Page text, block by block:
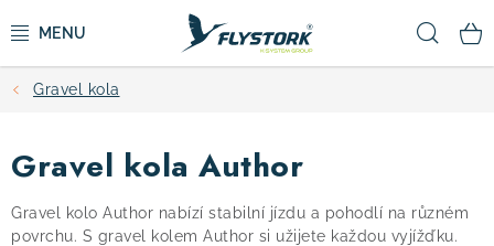
na
CYKLISTIKA
ZIMNÍ SPORTY
KOLOBĚŽKY
Gravel kola
Gravel kola Author
Gravel kolo Author nabízí stabilní jízdu a pohodlí na různém
povrchu. S gravel kolem Author si užijete každou vyjížďku.